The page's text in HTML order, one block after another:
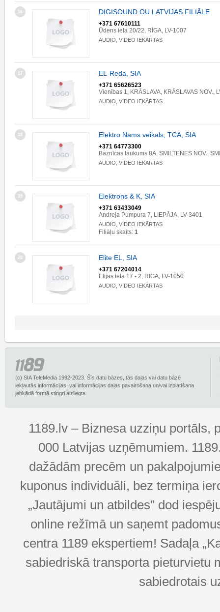
16 DIGISOUND OU LATVIJAS FILIĀLE
+371 67610111
Ūdens iela 20/22, RĪGA, LV-1007
AUDIO, VIDEO IEKĀRTAS
17 EL-Reda, SIA
+371 65626523
Vienības 1, KRĀSLAVA, KRĀSLAVAS NOV.,
AUDIO, VIDEO IEKĀRTAS
18 Elektro Nams veikals, TCA, SIA
+371 64773300
Baznīcas laukums 8A, SMILTENES NOV.,
AUDIO, VIDEO IEKĀRTAS
19 Elektrons & K, SIA
+371 63433049
Andreja Pumpura 7, LIEPĀJA, LV-3401
AUDIO, VIDEO IEKĀRTAS
Filiāļu skaits: 1
20 Elite EL, SIA
+371 67204014
Elijas iela 17 - 2, RĪGA, LV-1050
AUDIO, VIDEO IEKĀRTAS
(c) SIA TeleMedia 1992-2023. Šīs datu bāzes, tās daļas vai datu bāzē
iekļautās informācijas, vai informācijas daļas pavairošana un/vai izplatīšana
jebkādā formā stingri aizliegta.
1189.lv – Biznesa uzziņu portāls,
000 Latvijas uzņēmumiem.
dažādām precēm un
kuponus individuāli, bez termiņa
„Jautājumi un atbildes” dod
online režīmā un saņemt
centra 1189 ekspertiem! Sadaļa
sabiedriskā transporta pieturvietu
sabiedrotais